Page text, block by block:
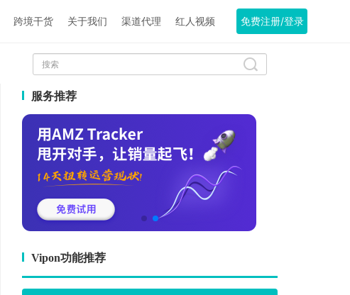
跨境干货 关于我们 渠道代理 红人视频 免费注册/登录
服务推荐
Vipon功能推荐